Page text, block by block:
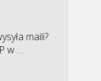
maili?
w …